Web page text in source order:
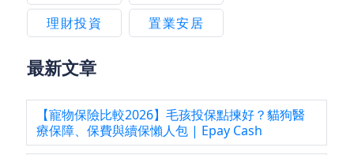
理財投資
置業安居
最新文章
【寵物保險比較2026】毛孩投保點揀好？貓狗醫
療保障、保費與續保懶人包 | Epay Cash